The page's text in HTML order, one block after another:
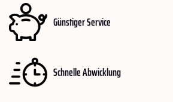
Günstiger Service
Schnelle Abwicklung